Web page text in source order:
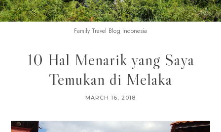
Family Travel Blog Indonesia
10 Hal Menarik yang Saya
Temukan di Melaka
MARCH 16, 2018